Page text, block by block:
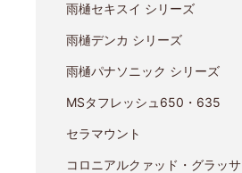
雨樋セキスイ シリーズ
雨樋デンカ シリーズ
雨樋パナソニック シリーズ
MSタフレッシュ650・635
セラマウント
コロニアルクァッド・グラッサ